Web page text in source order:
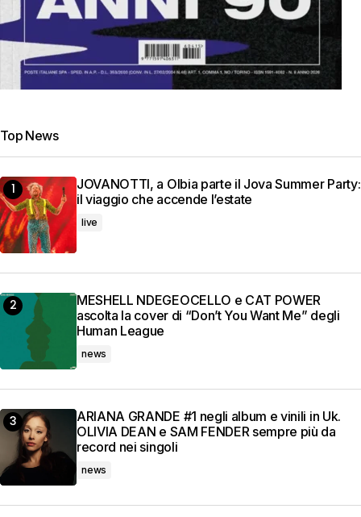
Top News
JOVANOTTI, a Olbia parte il Jova Summer Party:
il viaggio che accende l’estate
live
MESHELL NDEGEOCELLO e CAT POWER
ascolta la cover di “Don’t You Want Me” degli
Human League
news
ARIANA GRANDE #1 negli album e vinili in Uk.
OLIVIA DEAN e SAM FENDER sempre più da
record nei singoli
news